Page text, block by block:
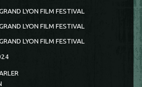
LYON FILM FESTIVAL
LYON FILM FESTIVAL
LYON FILM FESTIVAL